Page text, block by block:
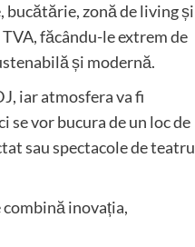
bucătărie, zonă de living și
făcându-le extrem de
și modernă.
iar atmosfera va fi
se vor bucura de un loc de
sau spectacole de teatru
inovația,